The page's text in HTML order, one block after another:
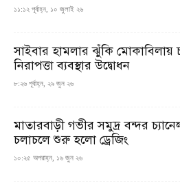
১১:১২ পূর্বাহ্ন, ১০ জুলাই ২৬
সাইবার হামলার ঝুঁকি মোকাবিলায়
নিরাপত্তা ব্যবস্থার উদ্বোধন
৮:২৬ পূর্বাহ্ন, ২৯ জুন ২৬
মাতারবাড়ী গভীর সমুদ্র বন্দর
চলাচলে শুরু হলো ড্রেজিং
১০:২৫ অপরাহ্ন, ১৬ জুন ২৬